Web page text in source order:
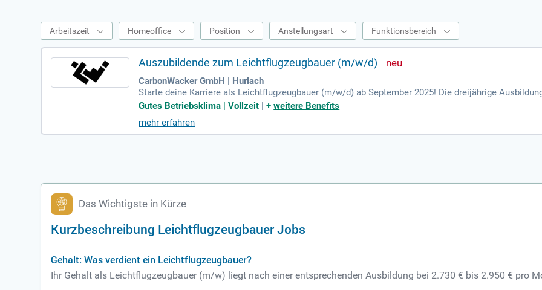
Arbeitszeit Homeoffice Position Anstellungsart Funktionsbereich
Auszubildende zum Leichtflugzeugbauer (m/w/d)
CarbonWacker GmbH | Hurlach
Starte deine Karriere als Leichtflugzeugbauer (m/w/d) ab September 2025! Die dreijährige
ckunterricht statt. Du wirst Teil eines innovativen Teams und arbeitest an faszinierenden Projekten
er Zeichnungen sowie die Bearbeitung verschiedenster Materialien wie Holz, Metall und
zum Fliegen!
Gutes Betriebsklima | Vollzeit |+weitere Benefits
mehr erfahren
Das Wichtigste in Kürze
Kurzbeschreibung Leichtflugzeugbauer Jobs
Gehalt: Was verdient ein Leichtflugzeugbauer?
Ihr Gehalt als Leichtflugzeugbauer (m/w) liegt nach einer entsprechenden Ausbildung bei 2.730 € bis 2.950 € pro